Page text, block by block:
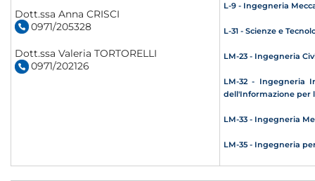
Dott.ssa Anna CRISCI
0971/205328
Dott.ssa Valeria TORTORELLI
0971/202126
L-9 - Ingegneria
L-31 - Scienze e
LM-23 - Ingegneria
LM-32 - Ingegneria
dell'Informazione per
LM-33 - Ingegneria
LM-35 - Ingegneria